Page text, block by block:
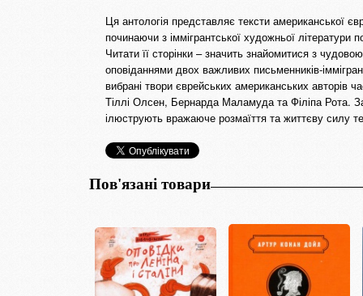
Ця антологія представляє тексти американської
починаючи з іммігрантської художньої літератури
Читати її сторінки – значить знайомитися з
оповіданнями двох важливих письменників-
вибрані твори єврейських американських авторів
Тіллі Олсен, Бернарда Маламуда та Філіпа Рота.
ілюструють вражаюче розмаїття та життєву силу
Пов'язані товари